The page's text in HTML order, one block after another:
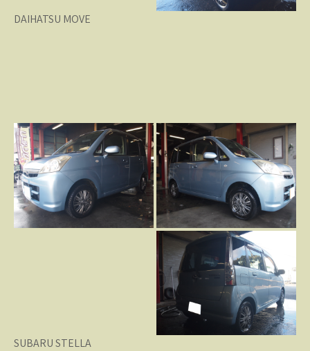
DAIHATSU MOVE
SUBARU STELLA